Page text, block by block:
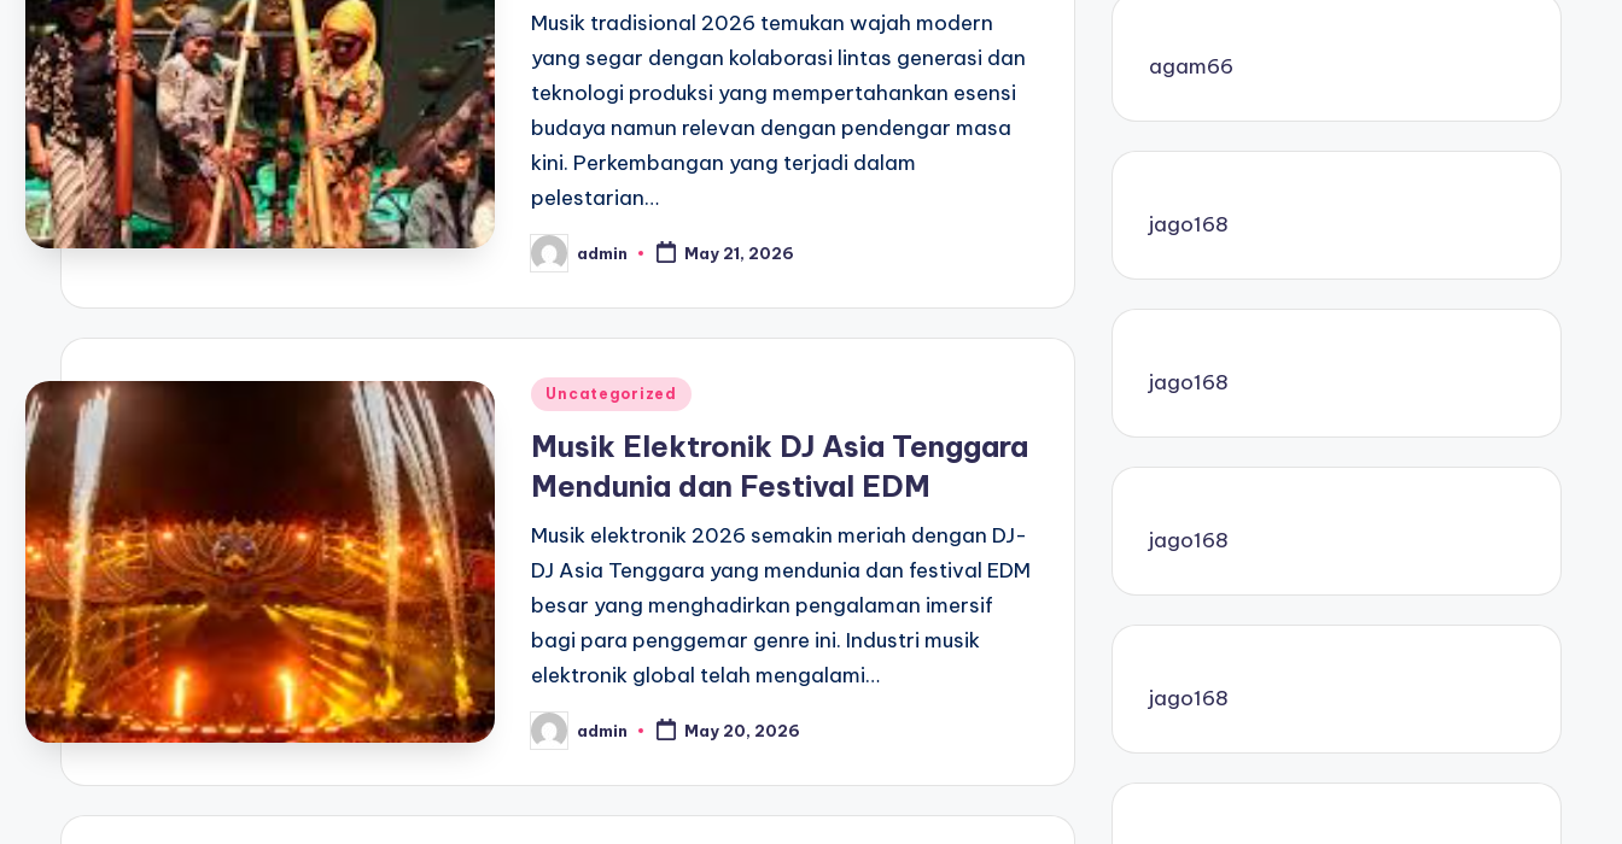
Musik tradisional 2026 temukan wajah modern
yang segar dengan kolaborasi lintas generasi dan
teknologi produksi yang mempertahankan esensi
budaya namun relevan dengan pendengar masa
kini. Perkembangan yang terjadi dalam
pelestarian…
Posted
by
admin May 21, 2026
Posted
Uncategorized
Musik Elektronik DJ Asia Tenggara
Mendunia dan Festival EDM
Musik elektronik 2026 semakin meriah dengan DJ-
DJ Asia Tenggara yang mendunia dan festival EDM
besar yang menghadirkan pengalaman imersif
bagi para penggemar genre ini. Industri musik
elektronik global telah mengalami…
Posted
by
admin May 20, 2026
agam66
jago168
jago168
jago168
jago168